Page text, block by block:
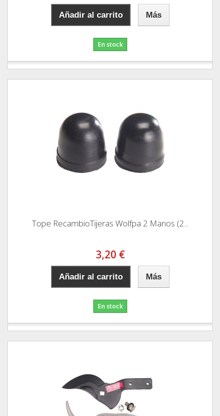
Añadir al carrito Más
En stock
Tope RecambioTijeras Wolfpa 2 Manos (2...
3,20 €
Añadir al carrito Más
En stock